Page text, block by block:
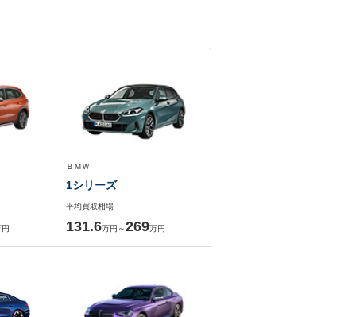
円
ＢＭＷ
1シリーズ
平均買取相場
131.6万円～269万円